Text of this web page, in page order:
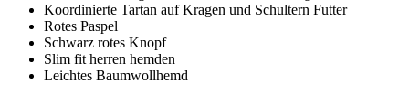
Koordinierte Tartan auf Kragen und Schultern Futter
Rotes Paspel
Schwarz rotes Knopf
Slim fit herren hemden
Leichtes Baumwollhemd